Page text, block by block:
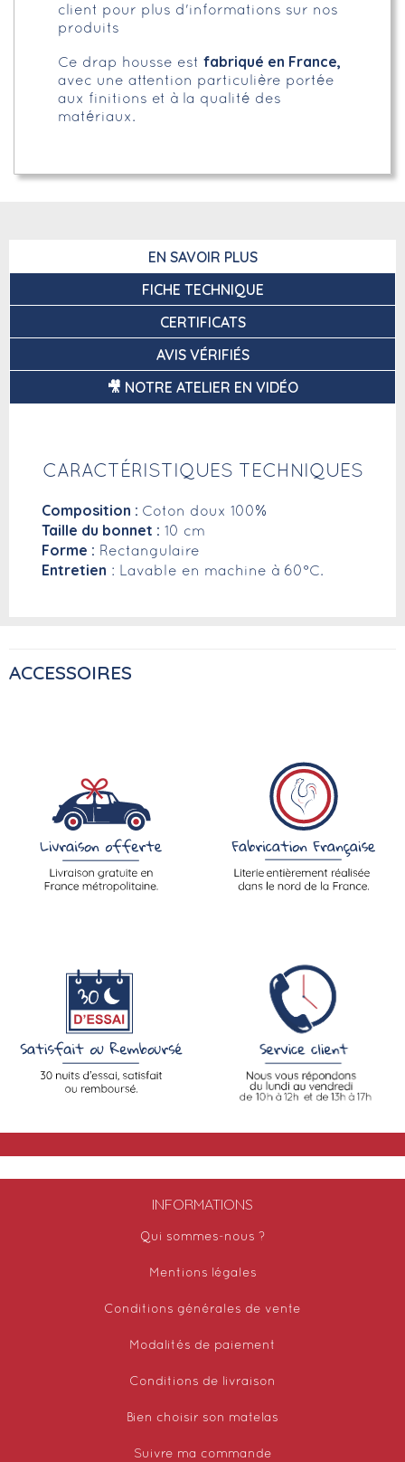
client pour plus d'informations sur nos
produits
Ce drap housse est fabriqué en France,
avec une attention particulière portée
aux finitions et à la qualité des
matériaux.
EN SAVOIR PLUS
FICHE TECHNIQUE
CERTIFICATS
AVIS VÉRIFIÉS
🎥 NOTRE ATELIER EN VIDÉO
CARACTÉRISTIQUES TECHNIQUES
Composition : Coton doux 100%
Taille du bonnet : 10 cm
Forme : Rectangulaire
Entretien : Lavable en machine à 60°C.
ACCESSOIRES
INFORMATIONS
Qui sommes-nous ?
Mentions légales
Conditions générales de vente
Modalités de paiement
Conditions de livraison
Bien choisir son matelas
Suivre ma commande